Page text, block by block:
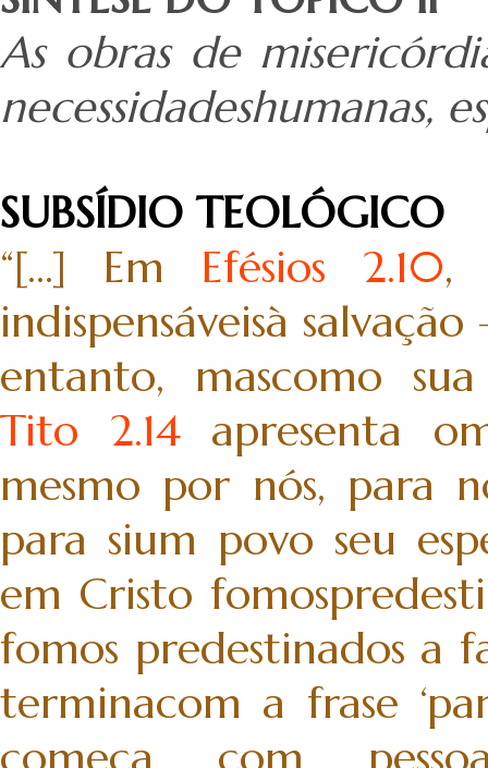
As obras de
necessidadeshumanas,
SUBSÍDIO TEOLÓGICO
“[...] Em Efésios 2.10,
indispensáveisà
entanto, mascomo sua
Tito 2.14apresenta
mesmo por nós, para
para sium povo seu
em Cristo
fomos predestinados a
terminacom a frase